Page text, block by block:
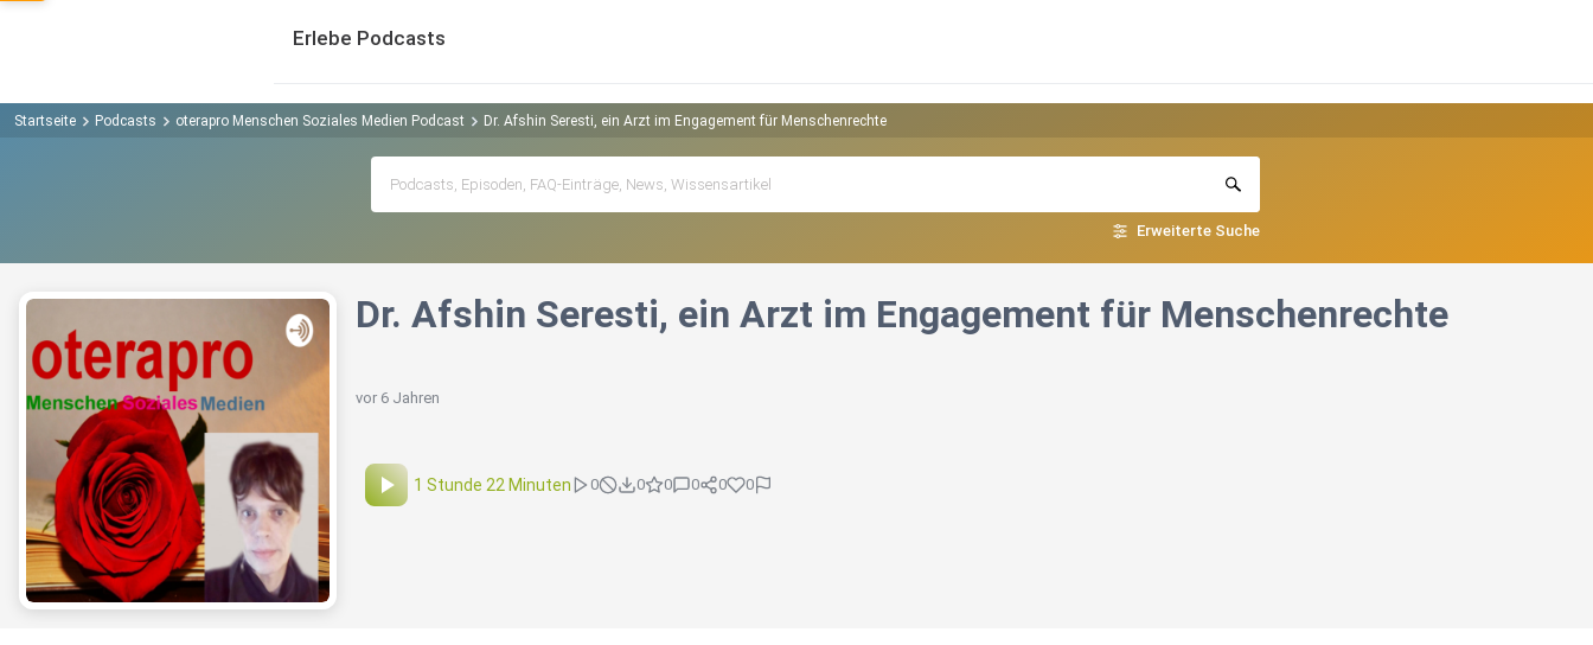
Erlebe Podcasts
Startseite Podcasts oterapro Menschen Soziales Medien Podcast Dr. Afshin Seresti, ein Arzt im Engagement für Menschenrechte
Erweiterte Suche
Dr. Afshin Seresti, ein Arzt im Engagement für Menschenrechte
vor 6 Jahren
1 Stunde 22 Minuten 0 0 0 0 0 0